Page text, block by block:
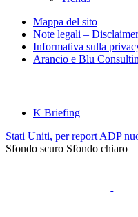
Mappa del sito
Note legali – Disclaimer
Informativa sulla
Arancio e Blu
K Briefing
Stati Uniti, per report ADP
Sfondo scuro Sfondo chiaro